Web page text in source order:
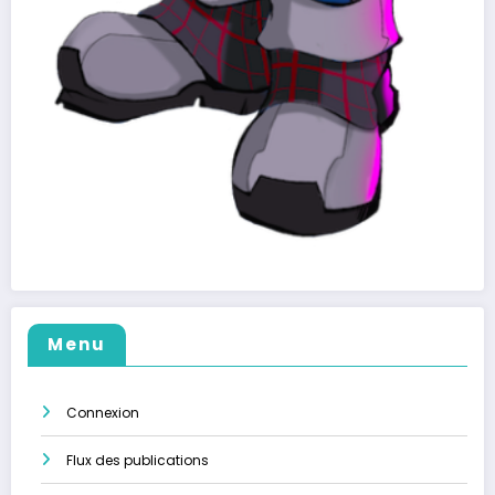
Menu
Connexion
Flux des publications